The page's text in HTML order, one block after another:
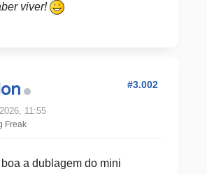
viver!
11:55
Freak
#3.002
a dublagem do mini